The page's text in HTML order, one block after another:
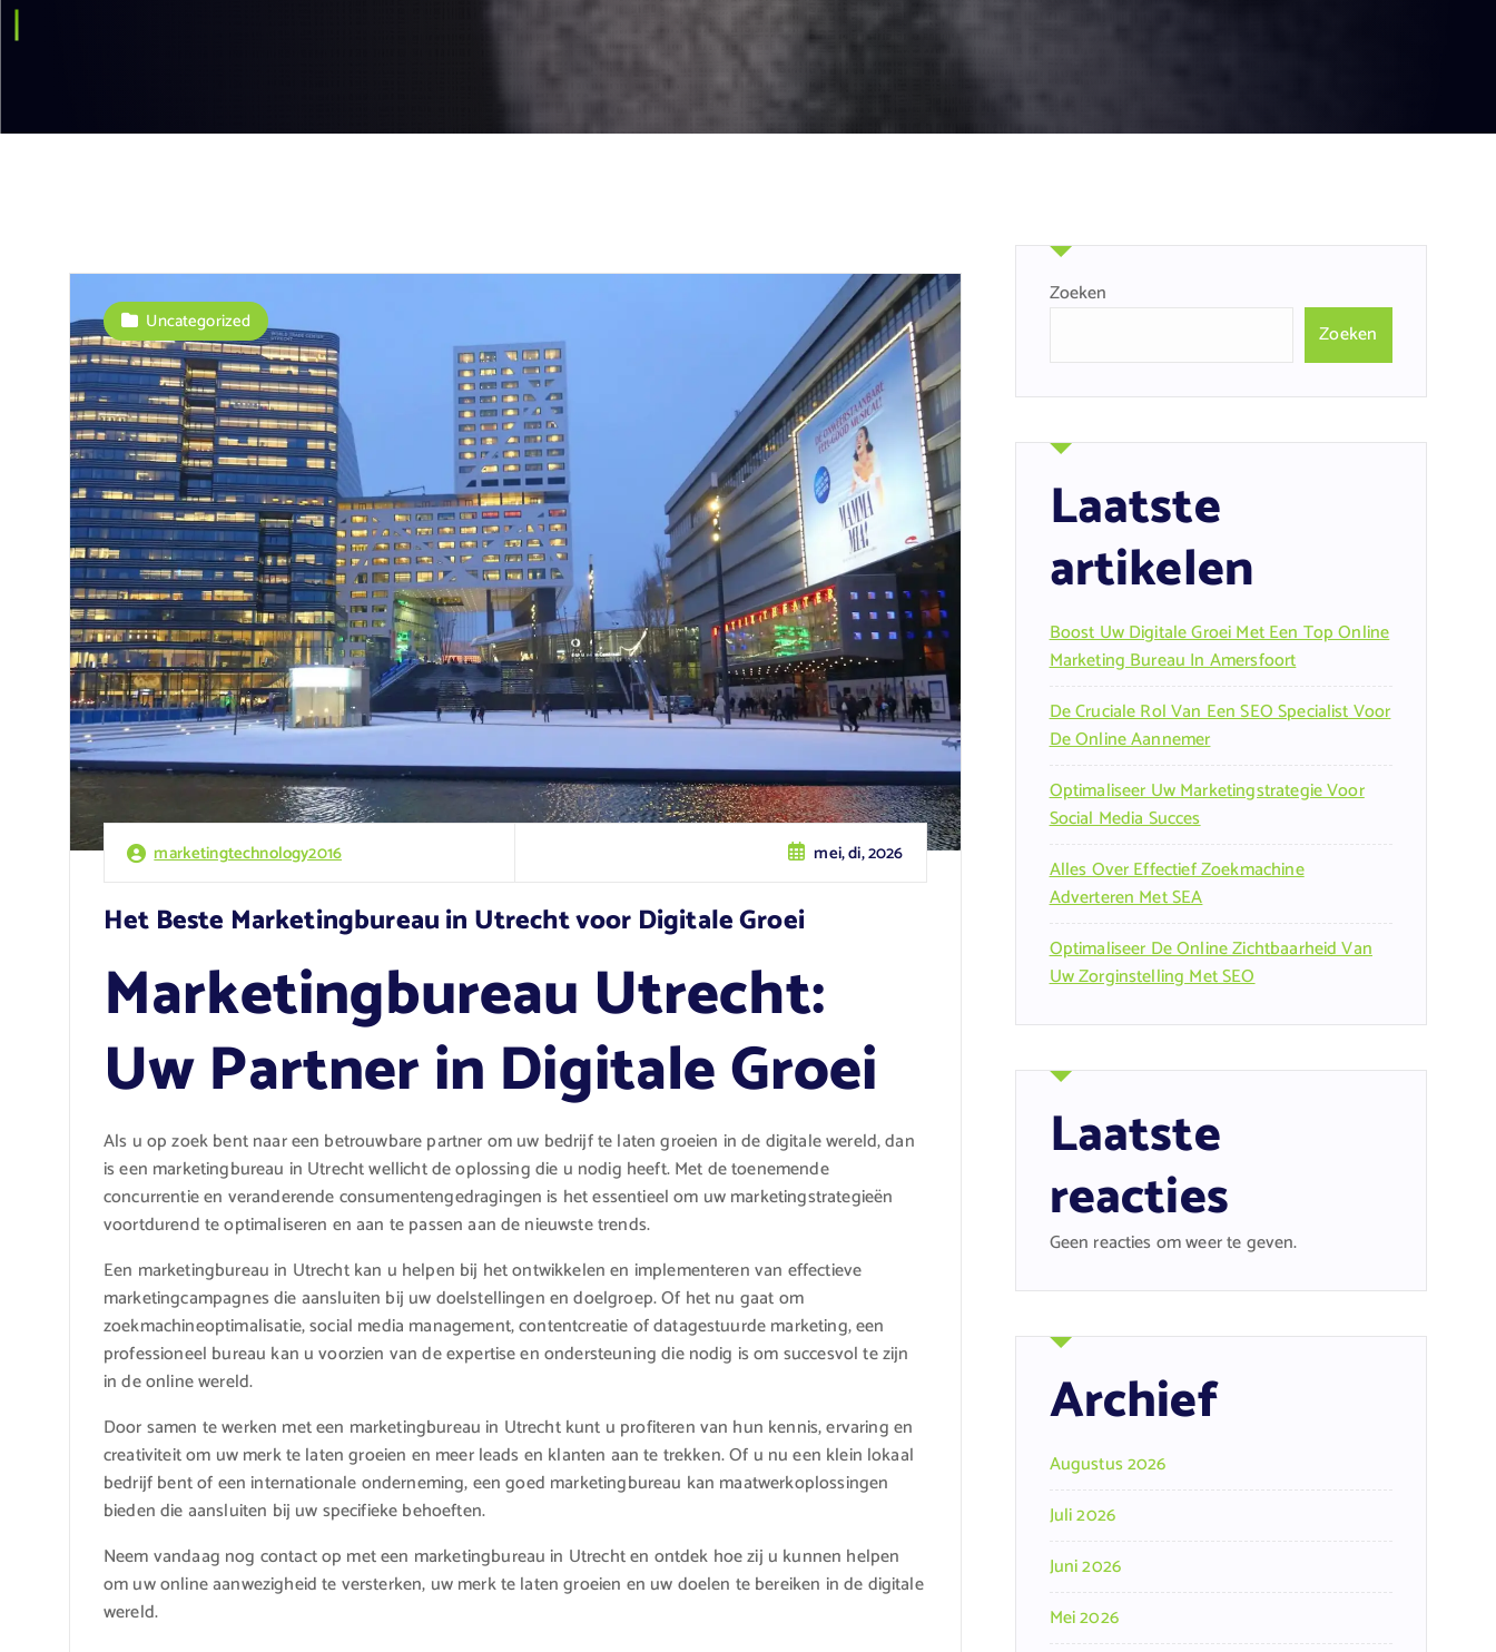
marketingtechnology2016 mei, di, 2026
Uncategorized
Het Beste Marketingbureau in Utrecht voor Digitale Groei
Marketingbureau Utrecht:
Uw Partner in Digitale Groei
Als u op zoek bent naar een betrouwbare partner om uw bedrijf te laten groeien in de digitale wereld, dan
is een marketingbureau in Utrecht wellicht de oplossing die u nodig heeft. Met de toenemende
concurrentie en veranderende consumentengedragingen is het essentieel om uw marketingstrategieën
voortdurend te optimaliseren en aan te passen aan de nieuwste trends.
Een marketingbureau in Utrecht kan u helpen bij het ontwikkelen en implementeren van effectieve
marketingcampagnes die aansluiten bij uw doelstellingen en doelgroep. Of het nu gaat om
zoekmachineoptimalisatie, social media management, contentcreatie of datagestuurde marketing, een
professioneel bureau kan u voorzien van de expertise en ondersteuning die nodig is om succesvol te zijn
in de online wereld.
Door samen te werken met een marketingbureau in Utrecht kunt u profiteren van hun kennis, ervaring en
creativiteit om uw merk te laten groeien en meer leads en klanten aan te trekken. Of u nu een klein lokaal
bedrijf bent of een internationale onderneming, een goed marketingbureau kan maatwerkoplossingen
bieden die aansluiten bij uw specifieke behoeften.
Neem vandaag nog contact op met een marketingbureau in Utrecht en ontdek hoe zij u kunnen helpen
om uw online aanwezigheid te versterken, uw merk te laten groeien en uw doelen te bereiken in de digitale
wereld.
Zoeken
Zoeken
Laatste
artikelen
Boost Uw Digitale Groei Met Een Top Online
Marketing Bureau In Amersfoort
De Cruciale Rol Van Een SEO Specialist Voor
De Online Aannemer
Optimaliseer Uw Marketingstrategie Voor
Social Media Succes
Alles Over Effectief Zoekmachine
Adverteren Met SEA
Optimaliseer De Online Zichtbaarheid Van
Uw Zorginstelling Met SEO
Laatste
reacties
Geen reacties om weer te geven.
Archief
Augustus 2026
Juli 2026
Juni 2026
Mei 2026